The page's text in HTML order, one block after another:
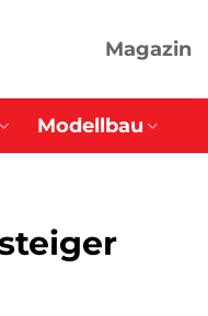
Magazin
Modellbau